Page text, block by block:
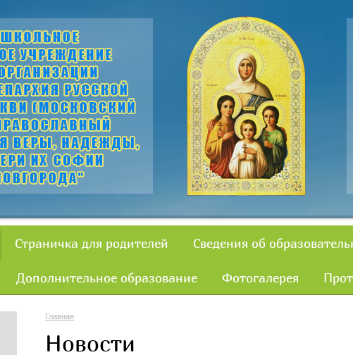
Страничка для родителей Сведения об
Дополнительное образование Фотогалерея
Главная
Новости